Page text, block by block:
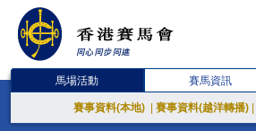
馬場活動 賽馬資訊
賽事資料(本地) 賽事資料(越洋轉播)